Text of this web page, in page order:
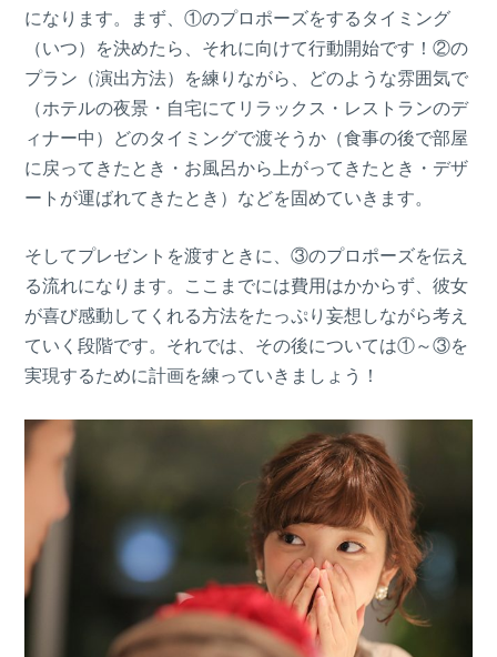
になります。まず、①のプロポーズをするタイミング
（いつ）を決めたら、それに向けて行動開始です！②の
プラン（演出方法）を練りながら、どのような雰囲気で
（ホテルの夜景・自宅にてリラックス・レストランのデ
ィナー中）どのタイミングで渡そうか（食事の後で部屋
に戻ってきたとき・お風呂から上がってきたとき・デザ
ートが運ばれてきたとき）などを固めていきます。
そしてプレゼントを渡すときに、③のプロポーズを伝え
る流れになります。ここまでには費用はかからず、彼女
が喜び感動してくれる方法をたっぷり妄想しながら考え
ていく段階です。それでは、その後については①～③を
実現するために計画を練っていきましょう！